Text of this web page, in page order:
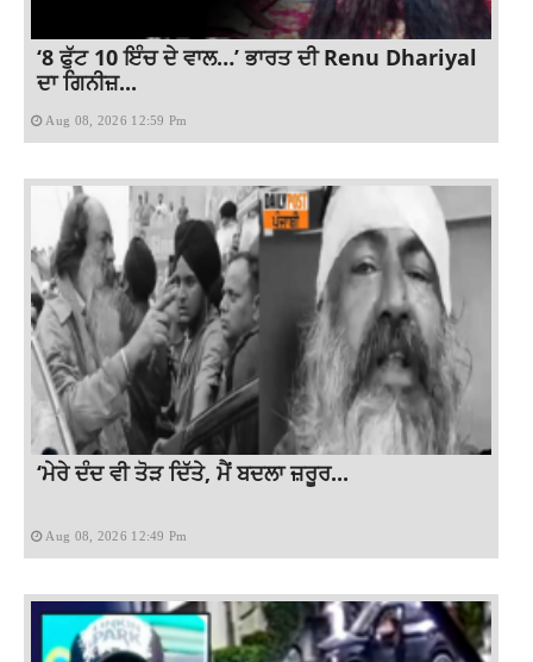
‘8 ਫੁੱਟ 10 ਇੰਚ ਦੇ ਵਾਲ…’ ਭਾਰਤ ਦੀ Renu Dhariyal
ਦਾ ਗਿਨੀਜ਼...
Aug 08, 2026 12:59 Pm
‘ਮੇਰੇ ਦੰਦ ਵੀ ਤੋੜ ਦਿੱਤੇ, ਮੈਂ ਬਦਲਾ ਜ਼ਰੂਰ...
Aug 08, 2026 12:49 Pm